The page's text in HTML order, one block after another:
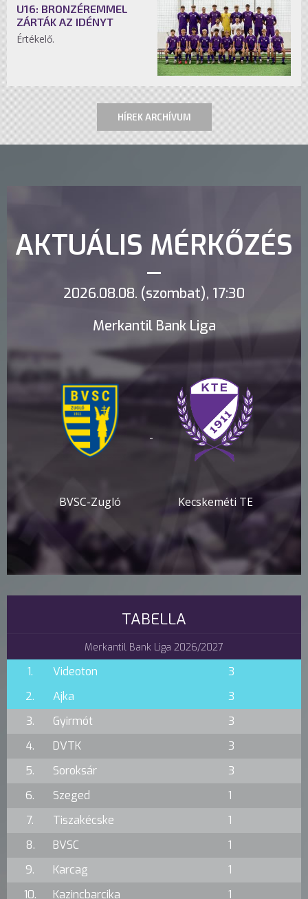
U16: BRONZÉREMMEL
ZÁRTÁK AZ IDÉNYT
Értékelő.
HÍREK ARCHÍVUM
AKTUÁLIS MÉRKŐZÉS
2026.08.08. (szombat), 17:30
Merkantil Bank Liga
BVSC-Zugló
-
Kecskeméti TE
TABELLA
Merkantil Bank Liga 2026/2027
1. Videoton
3
2.
Ajka
3
3.
Gyirmót
3
4.
DVTK
3
5.
Soroksár
3
6.
Szeged
1
7.
Tiszakécske
1
8.
BVSC
1
9.
Karcag
1
10.
Kazincbarcika 1